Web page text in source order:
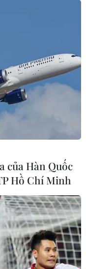
của Hàn Quốc
Hồ Chí Minh